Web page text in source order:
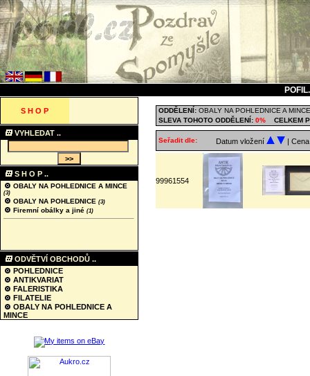
S H O P
VYHLEDAT ..
S H O P ..
OBALY NA POHLEDNICE A MINCE
(3)
OBALY NA POHLEDNICE (3)
Firemní obálky a jiné (1)
ODVĚTVÍ OBCHODŮ ..
POHLEDNICE
ANTIKVARIAT
FALERISTIKA
FILATELIE
OBALY NA POHLEDNICE A
MINCE
ODDĚLENÍ: OBALY NA POHLEDNICE A MINCE
SLEVA TOHOTO ODDĚLENÍ: 0% CELKEM
Seřadit dle: Datum vložení |
99961554